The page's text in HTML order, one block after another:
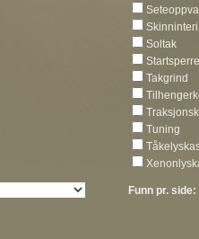
Soltak
Startsperre
Takgrind
Tuning
Funn pr. side: